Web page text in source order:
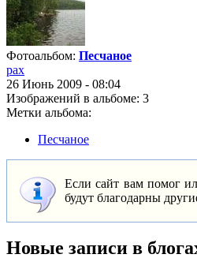
Фотоальбом: Песчаное
pax
26 Июнь 2009 - 08:04
Изображений в альбоме: 3
Метки альбома:
Песчаное
Если сайт вам помог
будут благодарны
Новые записи в